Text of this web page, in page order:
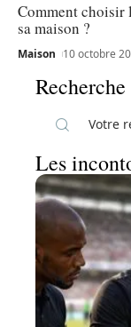
Comment choisir
sa maison ?
Maison 10 octobre
Recherche
Les